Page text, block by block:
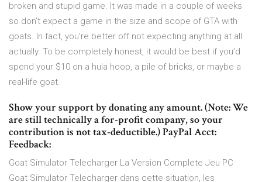
broken and stupid game. It was made in a couple of weeks
so don’t expect a game in the size and scope of GTA with
goats. In fact, you’re better off not expecting anything at all
actually. To be completely honest, it would be best if you’d
spend your $10 on a hula hoop, a pile of bricks, or maybe a
real-life goat.
Show your support by donating any amount. (Note: We
are still technically a for-profit company, so your
contribution is not tax-deductible.) PayPal Acct:
Feedback:
Goat Simulator Telecharger La Version Complete Jeu PC
Goat Simulator Telecharger dans cette situation, les